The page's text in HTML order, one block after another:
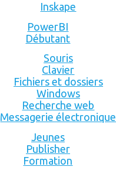
Inskape
PowerBI
Débutant
Souris
Clavier
Fichiers et dossiers
Windows
Recherche web
Messagerie électronique
Jeunes
Publisher
Formation